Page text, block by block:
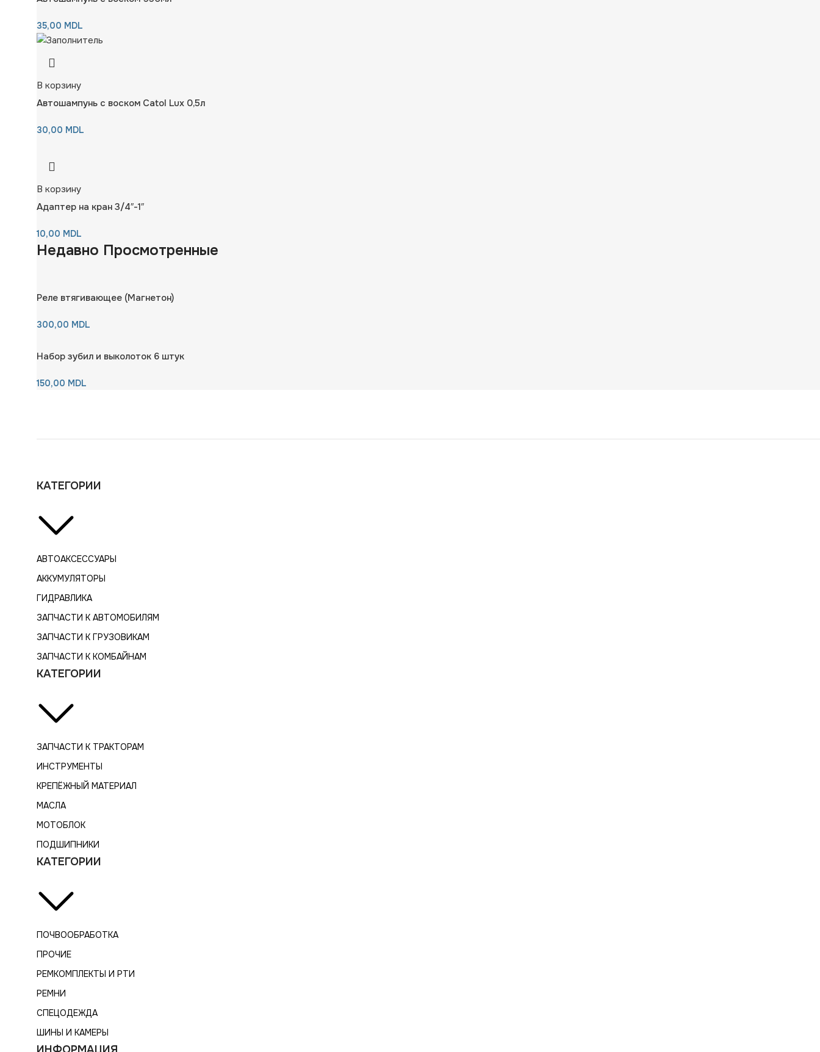
35,00 MDL
В корзину
Автошампунь с воском Catol Lux 0,5л
30,00 MDL
В корзину
Адаптер на кран 3/4″-1″
10,00 MDL
Недавно Просмотренные
Реле втягивающее (Магнетон)
300,00 MDL
Набор зубил и выколоток 6 штук
150,00 MDL
КАТЕГОРИИ
АВТОАКСЕССУАРЫ
АККУМУЛЯТОРЫ
ГИДРАВЛИКА
ЗАПЧАСТИ К АВТОМОБИЛЯМ
ЗАПЧАСТИ К ГРУЗОВИКАМ
ЗАПЧАСТИ К КОМБАЙНАМ
КАТЕГОРИИ
ЗАПЧАСТИ К ТРАКТОРАМ
ИНСТРУМЕНТЫ
КРЕПЁЖНЫЙ МАТЕРИАЛ
МАСЛА
МОТОБЛОК
ПОДШИПНИКИ
КАТЕГОРИИ
ПОЧВООБРАБОТКА
ПРОЧИЕ
РЕМКОМПЛЕКТЫ И РТИ
РЕМНИ
СПЕЦОДЕЖДА
ШИНЫ И КАМЕРЫ